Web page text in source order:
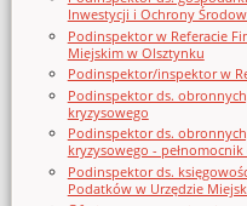
Inwestycji i Ochrony
Podinspektor w Referacie
Miejskim w Olsztynku
Podinspektor/inspektor w
Podinspektor ds.
kryzysowego
Podinspektor ds.
kryzysowego -
Podinspektor ds.
Podatków w Urzędzie